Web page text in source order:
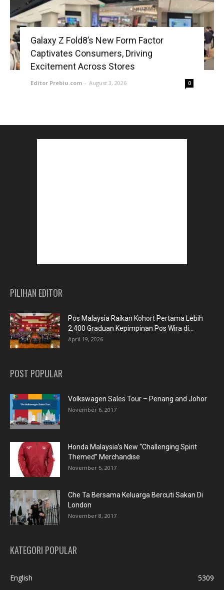
Galaxy Z Fold8’s New Form Factor
Captivates Consumers, Driving
Excitement Across Stores
Editor Prebiu.com - August 3, 2026 0
PILIHAN EDITOR
Pos Malaysia Raikan Kohort Pertama Lebih
2,400 Graduan Kepimpinan Pos Wira di...
April 19, 2026
POST POPULAR
Volkswagen Sales Tour – Penang and Johor
November 6, 2017
Honda Malaysia’s New “Challenging Spirit
Themed” Merchandise
November 5, 2017
Che Ta Bersama Keluarga Bercuti Sakan Di
London
November 8, 2017
KATEGORI POPULAR
English
5309